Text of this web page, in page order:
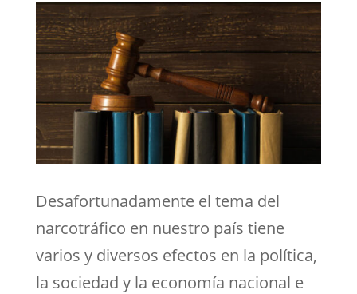
Desafortunadamente el tema del
narcotráfico en nuestro país tiene
varios y diversos efectos en la política,
la sociedad y la economía nacional e